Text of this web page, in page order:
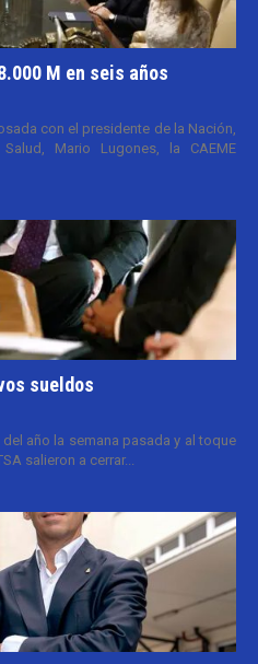
M en seis años
con el presidente de la Nación,
Mario Lugones, la CAEME
sueldos
año la semana pasada y al toque
salieron a cerrar...